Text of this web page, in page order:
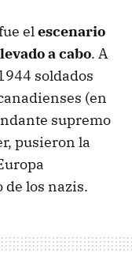
elescenario
a cabo. A
soldados
(en
supremo
pusieron la
los nazis.